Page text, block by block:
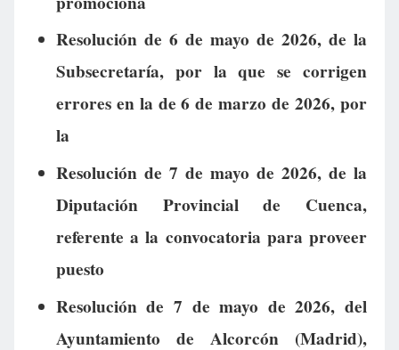
Resolución de 6 de mayo de 2026, de la
Subsecretaría, por la que se corrigen
errores en la de 6 de marzo de 2026, por
la
Resolución de 7 de mayo de 2026, de la
Diputación Provincial de Cuenca,
referente a la convocatoria para proveer
puesto
Resolución de 7 de mayo de 2026, del
Ayuntamiento de Alcorcón (Madrid),